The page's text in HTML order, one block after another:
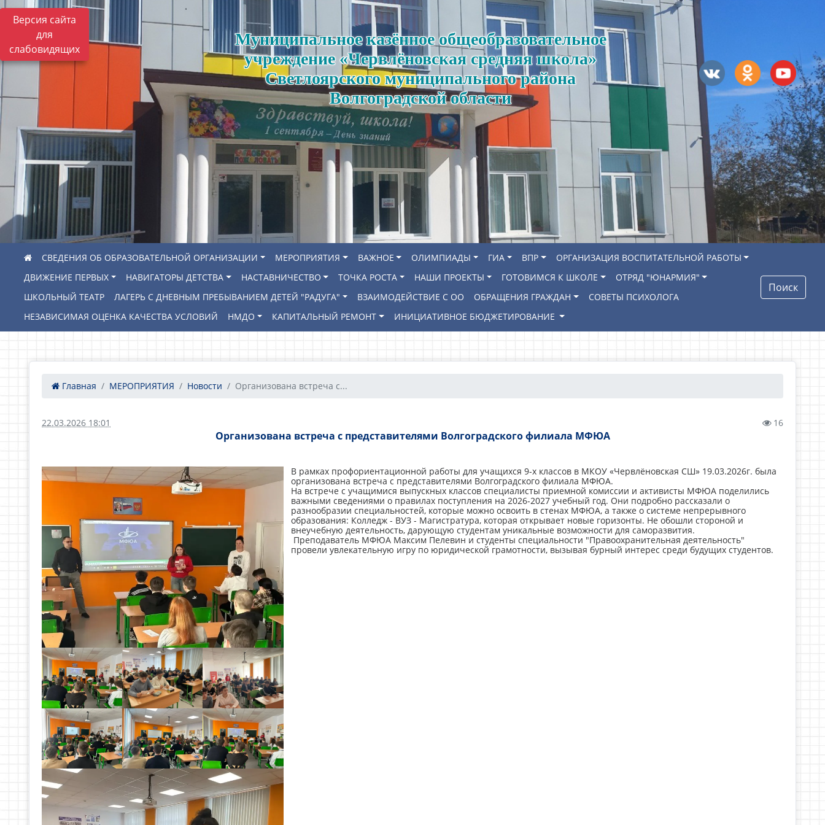
Версия сайта
для
слабовидящих
Муниципальное казённое общеобразовательное
учреждение «Червлёновская средняя школа»
Светлоярского муниципального района
Волгоградской области
СВЕДЕНИЯ ОБ ОБРАЗОВАТЕЛЬНОЙ ОРГАНИЗАЦИИ МЕРОПРИЯТИЯ ВАЖНОЕ ОЛИМПИАДЫ ГИА ВПР
ОРГАНИЗАЦИЯ ВОСПИТАТЕЛЬНОЙ РАБОТЫ
ДВИЖЕНИЕ ПЕРВЫХ
НАВИГАТОРЫ ДЕТСТВА НАСТАВНИЧЕСТВО ТОЧКА РОСТА НАШИ ПРОЕКТЫ ГОТОВИМСЯ К ШКОЛЕ
ОТРЯД "ЮНАРМИЯ"
ШКОЛЬНЫЙ ТЕАТР
ЛАГЕРЬ С ДНЕВНЫМ ПРЕБЫВАНИЕМ ДЕТЕЙ "РАДУГА" ВЗАИМОДЕЙСТВИЕ С ОО ОБРАЩЕНИЯ ГРАЖДАН
СОВЕТЫ ПСИХОЛОГА
НЕЗАВИСИМАЯ ОЦЕНКА КАЧЕСТВА УСЛОВИЙ
НМДО КАПИТАЛЬНЫЙ РЕМОНТ ИНИЦИАТИВНОЕ БЮДЖЕТИРОВАНИЕ
Поиск
Главная МЕРОПРИЯТИЯ Новости Организована встреча с...
22.03.2026 18:01 16
Организована встреча с представителями Волгоградского филиала МФЮА
В рамках профориентационной работы для учащихся 9-х классов в МКОУ «Червлёновская СШ» 19.03.2026г. была
организована встреча с представителями Волгоградского филиала МФЮА.
На встрече с учащимися выпускных классов специалисты приемной комиссии и активисты МФЮА поделились
важными сведениями о правилах поступления на 2026-2027 учебный год. Они подробно рассказали о
разнообразии специальностей, которые можно освоить в стенах МФЮА, а также о системе непрерывного
образования: Колледж - ВУЗ - Магистратура, которая открывает новые горизонты. Не обошли стороной и
внеучебную деятельность, дарующую студентам уникальные возможности для саморазвития.
Преподаватель МФЮА Максим Пелевин и студенты специальности "Правоохранительная деятельность"
провели увлекательную игру по юридической грамотности, вызывая бурный интерес среди будущих студентов.